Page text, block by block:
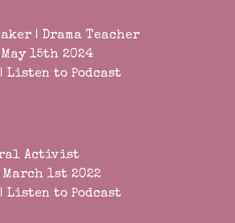
| Drama Teacher
15th 2024
| Listen to Podcast
Activist
1st 2022
| Listen to Podcast